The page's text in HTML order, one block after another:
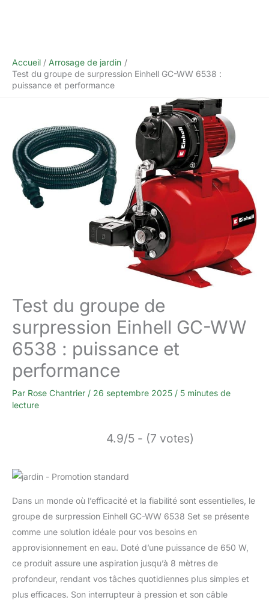
Accueil
Arrosage de jardin
Test du groupe de surpression Einhell GC-WW 6538 :
puissance et performance
Test du groupe de
surpression Einhell GC-WW
6538 : puissance et
performance
Par Rose Chantrier / 26 septembre 2025 / 5 minutes de
lecture
4.9/5 - (7 votes)
Dans un monde où l’efficacité et la fiabilité sont essentielles, le
groupe de surpression Einhell GC-WW 6538 Set se présente
comme une solution idéale pour vos besoins en
approvisionnement en eau. Doté d’une puissance de 650 W,
ce produit assure une aspiration jusqu’à 8 mètres de
profondeur, rendant vos tâches quotidiennes plus simples et
plus efficaces. Son interrupteur à pression et son câble